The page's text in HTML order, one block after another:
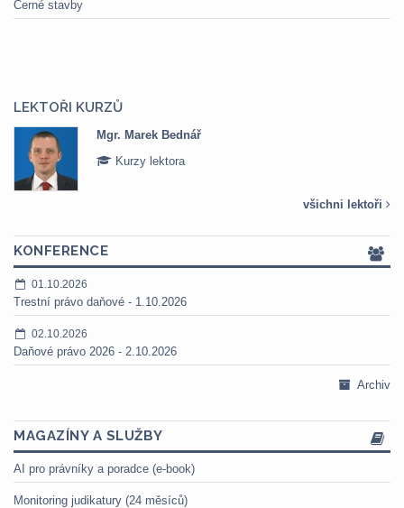
Černé stavby
LEKTOŘI KURZŮ
Mgr. Marek Bednář
Kurzy lektora
všichni lektoři
KONFERENCE
01.10.2026
Trestní právo daňové - 1.10.2026
02.10.2026
Daňové právo 2026 - 2.10.2026
Archiv
MAGAZÍNY A SLUŽBY
AI pro právníky a poradce (e-book)
Monitoring judikatury (24 měsíců)